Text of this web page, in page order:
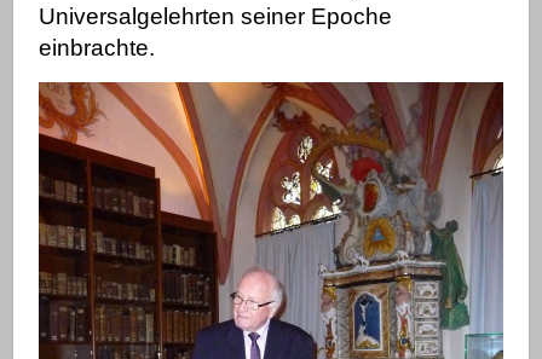
Universalgelehrten seiner Epoche
einbrachte.